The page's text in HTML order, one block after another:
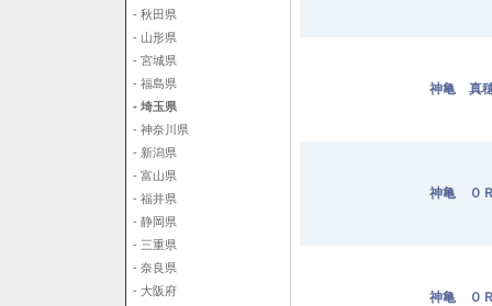
- 秋田県
- 山形県
- 宮城県
- 福島県
- 埼玉県
- 神奈川県
- 新潟県
- 富山県
- 福井県
- 静岡県
- 三重県
- 奈良県
- 大阪府
神亀 真
神亀 ０
神亀 ０